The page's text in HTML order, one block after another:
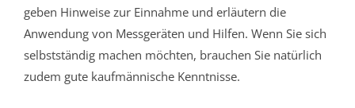
geben Hinweise zur Einnahme und erläutern die
Anwendung von Messgeräten und Hilfen. Wenn Sie sich
selbstständig machen möchten, brauchen Sie natürlich
zudem gute kaufmännische Kenntnisse.